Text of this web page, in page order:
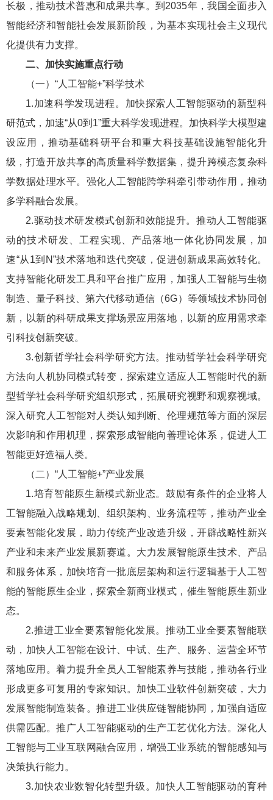
长极，推动技术普惠和成果共享。到2035年，我国全面步入
智能经济和智能社会发展新阶段，为基本实现社会主义现代
化提供有力支撑。
二、加快实施重点行动
（一）“人工智能+”科学技术
1.加速科学发现进程。加快探索人工智能驱动的新型科
研范式，加速“从0到1”重大科学发现进程。加快科学大模型建
设应用，推动基础科研平台和重大科技基础设施智能化升
级，打造开放共享的高质量科学数据集，提升跨模态复杂科
学数据处理水平。强化人工智能跨学科牵引带动作用，推动
多学科融合发展。
2.驱动技术研发模式创新和效能提升。推动人工智能驱
动的技术研发、工程实现、产品落地一体化协同发展，加
速“从1到N”技术落地和迭代突破，促进创新成果高效转化。
支持智能化研发工具和平台推广应用，加强人工智能与生物
制造、量子科技、第六代移动通信（6G）等领域技术协同创
新，以新的科研成果支撑场景应用落地，以新的应用需求牵
引科技创新突破。
3.创新哲学社会科学研究方法。推动哲学社会科学研究
方法向人机协同模式转变，探索建立适应人工智能时代的新
型哲学社会科学研究组织形式，拓展研究视野和观察视域。
深入研究人工智能对人类认知判断、伦理规范等方面的深层
次影响和作用机理，探索形成智能向善理论体系，促进人工
智能更好造福人类。
（二）“人工智能+”产业发展
1.培育智能原生新模式新业态。鼓励有条件的企业将人
工智能融入战略规划、组织架构、业务流程等，推动产业全
要素智能化发展，助力传统产业改造升级，开辟战略性新兴
产业和未来产业发展新赛道。大力发展智能原生技术、产品
和服务体系，加快培育一批底层架构和运行逻辑基于人工智
能的智能原生企业，探索全新商业模式，催生智能原生新业
态。
2.推进工业全要素智能化发展。推动工业全要素智能联
动，加快人工智能在设计、中试、生产、服务、运营全环节
落地应用。着力提升全员人工智能素养与技能，推动各行业
形成更多可复用的专家知识。加快工业软件创新突破，大力
发展智能制造装备。推进工业供应链智能协同，加强自适应
供需匹配。推广人工智能驱动的生产工艺优化方法。深化人
工智能与工业互联网融合应用，增强工业系统的智能感知与
决策执行能力。
3.加快农业数智化转型升级。加快人工智能驱动的育种